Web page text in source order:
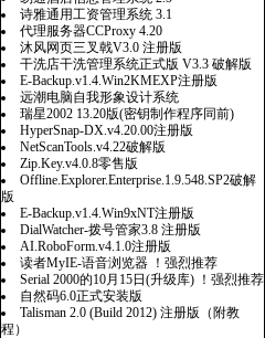
诗雅通用工资管理系统 3.1
代理服务器CCProxy 4.20
沐风网页三叉戟V3.0 注册版
干洗店干洗管理系统正式版 V3.3 破解版
E-Backup.v1.4.Win2KMEXP注册版
远潮电脑自我形象设计系统
瑞星2002 13.20版(密钥制作程序同前)
HyperSnap-DX.v4.20.00注册版
NetScanTools.v4.22破解版
Zip.Key.v4.0.8零售版
Offline.Explorer.Enterprise.1.9.548.SP2破解
版
E-Backup.v1.4.Win9xNT注册版
DialWatcher-拨号管家3.8 注册版
AI.RoboForm.v4.1.0注册版
读者MyIE-语音浏览器 ！强烈推荐
Serial 2000的10月15日(升级库) ！强烈推荐
自然码6.0正式安装版
Talisman 2.0 (Build 2012) 注册版（附教
程）